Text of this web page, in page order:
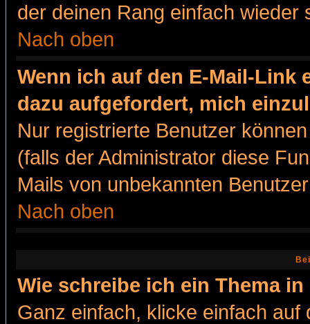
der deinen Rang einfach wieder
Nach oben
Wenn ich auf den E-Mail-Link
dazu aufgefordert, mich
Nur registrierte Benutzer
(falls der Administrator diese
Mails von unbekannten
Nach oben
Wie schreibe ich ein Thema
Ganz einfach, klicke einfach